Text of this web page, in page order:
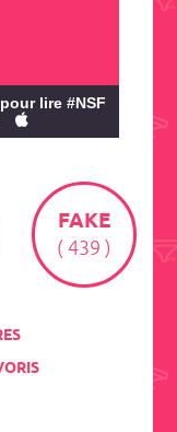
lire #NSF
FAKE
( 439 )